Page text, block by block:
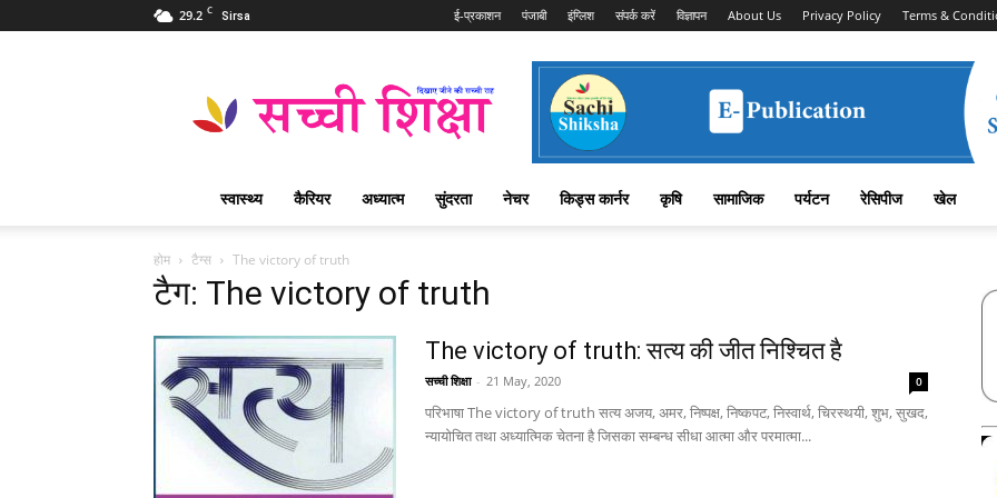
29.2 C Sirsa ई-प्रकाशन पंजाबी इंग्लिश संपर्क करें विज्ञापन About Us Privacy Policy Terms &
Shiksha
शिक्षा
पत्रिका
स्वास्थ्य कैरियर अध्यात्म सुंदरता नेचर किड्स कार्नर कृषि सामाजिक पर्यटन रेसिपीज खेल
होम टैग्स The victory of truth
टैग: The victory of truth
The victory of truth: सत्य की जीत निश्चित है
सच्ची शिक्षा - 21 May, 2020 0
परिभाषा The victory of truth सत्य अजय, अमर, निष्पक्ष, निष्कपट, निस्वार्थ, चिरस्थयी, शुभ, सुखद,
न्यायोचित तथा अध्यात्मिक चेतना है जिसका सम्बन्ध सीधा आत्मा और परमात्मा...